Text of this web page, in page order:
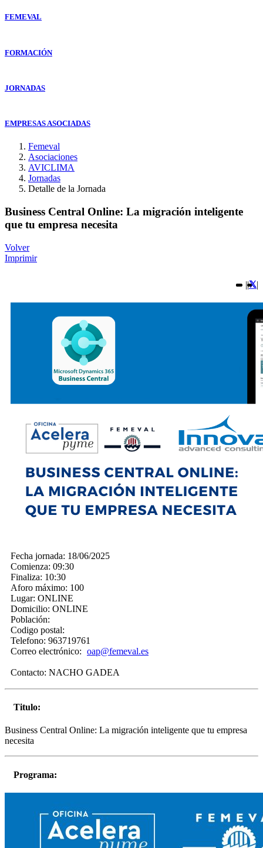
FEMEVAL
FORMACIÓN
JORNADAS
EMPRESAS ASOCIADAS
Femeval
Asociaciones
AVICLIMA
Jornadas
Detalle de la Jornada
Business Central Online: La migración inteligente
que tu empresa necesita
Volver
Imprimir
|| |
Fecha jornada: 18/06/2025
Comienza: 09:30
Finaliza: 10:30
Aforo máximo: 100
Lugar: ONLINE
Domicilio: ONLINE
Población:
Codigo postal:
Telefono: 963719761
Correo electrónico: oap@femeval.es
Contacto: NACHO GADEA
Titulo:
Business Central Online: La migración inteligente que tu empresa
necesita
Programa: